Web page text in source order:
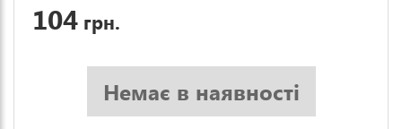
104 грн.
Немає в наявності